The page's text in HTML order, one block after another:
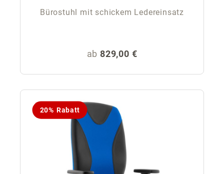
Bürostuhl mit schickem Ledereinsatz
Regulärer Preis:
ab 829,00 €
20% Rabatt